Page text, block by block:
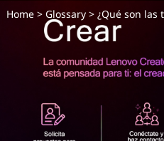
é
Home> Glossary> ¿Qué son las